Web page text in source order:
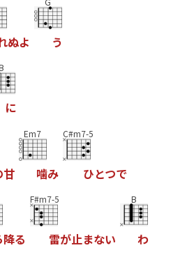
ぬよ う
に
甘
Em7
噛み
C#m7-5
ひとつで
降る
F#m7-5
雷が止まない
B
わ